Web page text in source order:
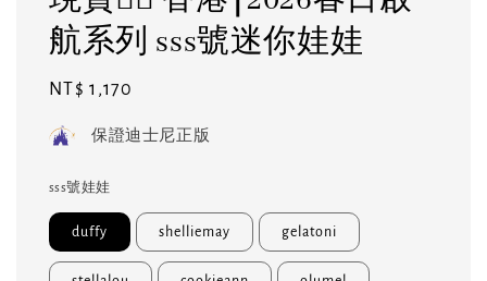
航系列 sss號迷你娃娃
Regular
NT$ 1,170
保證迪士尼正版
sss號娃娃
duffy shelliemay gelatoni